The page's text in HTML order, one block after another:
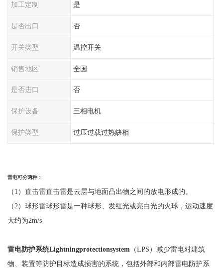
加工定制 是
是否出口 否
开关类型 温控开关
销售地区 全国
是否进口 否
保护设备 三相电机
保护类型 过压过载过热缺相
雷电可分两种：
（1）直击雷直击雷是云层与地面凸出物之间的放电形成的。
（2）球形雷球形雷是一种球形、发红光或亮白光的火球，运动速度
大约为2m/s
雷电防护系统Lightningprotectionsystem （LPS）减少雷电对建筑
物、装置等防护目标造成损害的系统，包括外部和内部雷电防护系